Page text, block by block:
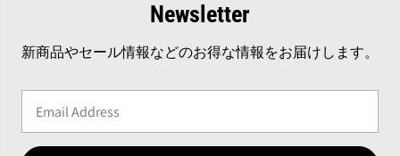
Newsletter
新商品やセール情報などのお得な情報をお届けします。